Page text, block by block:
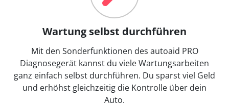
Wartung selbst durchführen
Mit den Sonderfunktionen des autoaid PRO
Diagnosegerät kannst du viele Wartungsarbeiten
ganz einfach selbst durchführen. Du sparst viel Geld
und erhöhst gleichzeitig die Kontrolle über dein
Auto.